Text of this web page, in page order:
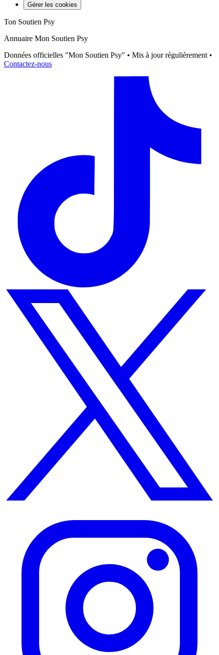
Gérer les cookies
Ton Soutien Psy
Annuaire Mon Soutien Psy
Données officielles "Mon Soutien Psy" • Mis à jour régulièrement •
Contactez-nous